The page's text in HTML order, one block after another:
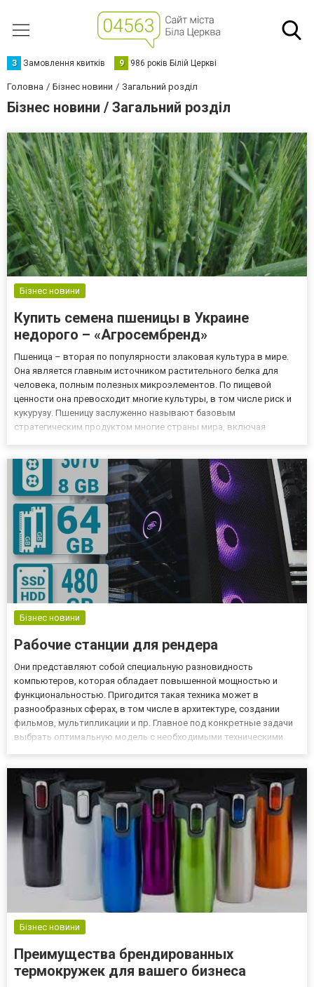
З Замовлення квитків 9 986 років Білій Церкві
Головна Бізнес новини Загальний розділ
Бізнес новини / Загальний розділ
Бізнес новини
Купить семена пшеницы в Украине
недорого – «Агросембренд»
Пшеница – вторая по популярности злаковая культура в мире.
Она является главным источником растительного белка для
человека, полным полезных микроэлементов. По пищевой
ценности она превосходит многие культуры, в том числе риск и
кукурузу. Пшеницу заслуженно называют базовым
стратегическим продуктом многие страны мира, включая
посевную пшеницу по в...
Бізнес новини
Рабочие станции для рендера
Они представляют собой специальную разновидность
компьютеров, которая обладает повышенной мощностью и
функциональностью. Пригодится такая техника может в
разнообразных сферах, в том числе в архитектуре, создании
фильмов, мультипликации и пр. Главное под конкретные задачи
выбрать оптимальную модель с необходимыми техническими
этог...
Бізнес новини
Преимущества брендированных
термокружек для вашего бизнеса